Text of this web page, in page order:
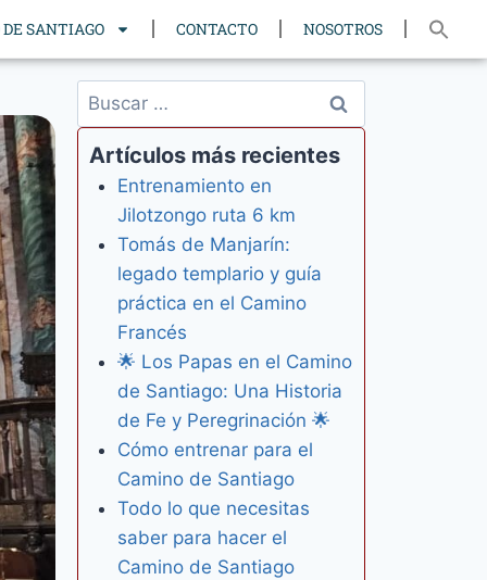
SANTIAGO CONTACTO NOSOTROS
Artículos más recientes
Entrenamiento en
Jilotzongo ruta 6 km
Tomás de Manjarín:
legado templario y guía
práctica en el Camino
Francés
🌟 Los Papas en el Camino
de Santiago: Una Historia
de Fe y Peregrinación 🌟
Cómo entrenar para el
Camino de Santiago
Todo lo que necesitas
saber para hacer el
Camino de Santiago